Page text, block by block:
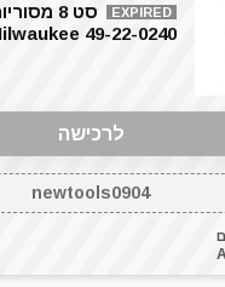
קלאץ'
קירי
EXPIRED
סט 8
49-22-0240
לרכישה
newtools0904